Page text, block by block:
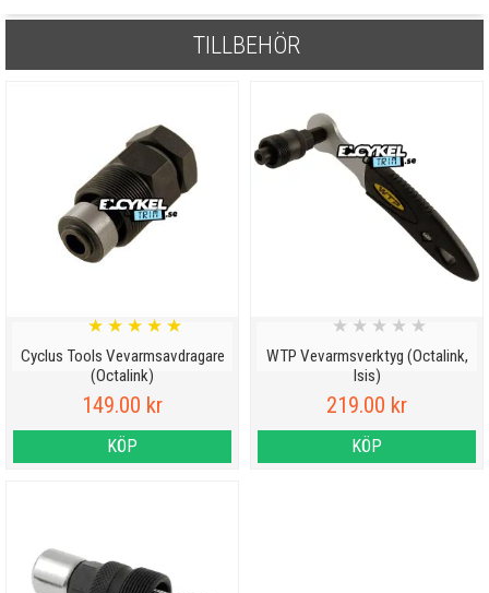
TILLBEHÖR
Cyclus Tools Vevarmsavdragare
(Octalink)
★ ★ ★ ★ ★
149.00 kr
KÖP
WTP Vevarmsverktyg (Octalink,
Isis)
★ ★ ★ ★ ★
219.00 kr
KÖP